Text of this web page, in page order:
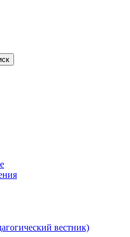
вестник)